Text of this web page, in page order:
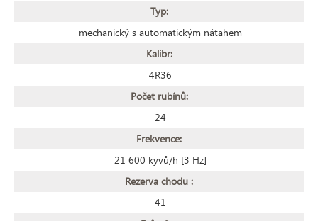
Typ:
mechanický s automatickým nátahem
Kalibr:
4R36
Počet rubínů:
24
Frekvence:
21 600 kyvů/h [3 Hz]
Rezerva chodu :
41